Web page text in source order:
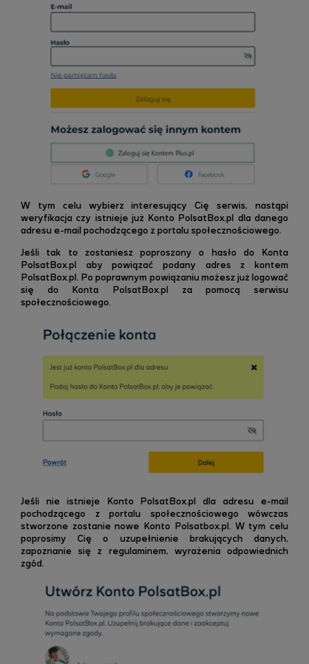
W tym celu wybierz interesujący Cię serwis, nastąpi
weryfikacja czy istnieje już Konto PolsatBox.pl dla danego
adresu e-mail pochodzącego z portalu społecznościowego.
Jeśli tak to zostaniesz poproszony o hasło do Konta
PolsatBox.pl aby powiązać podany adres z kontem
PolsatBox.pl. Po poprawnym powiązaniu możesz już logować
się do Konta PolsatBox.pl za pomocą serwisu
społecznościowego.
Jeśli nie istnieje Konto PolsatBox.pl dla adresu e-mail
pochodzącego z portalu społecznościowego wówczas
stworzone zostanie nowe Konto Polsatbox.pl. W tym celu
poprosimy Cię o uzupełnienie brakujących danych,
zapoznanie się z regulaminem, wyrażenia odpowiednich
zgód.